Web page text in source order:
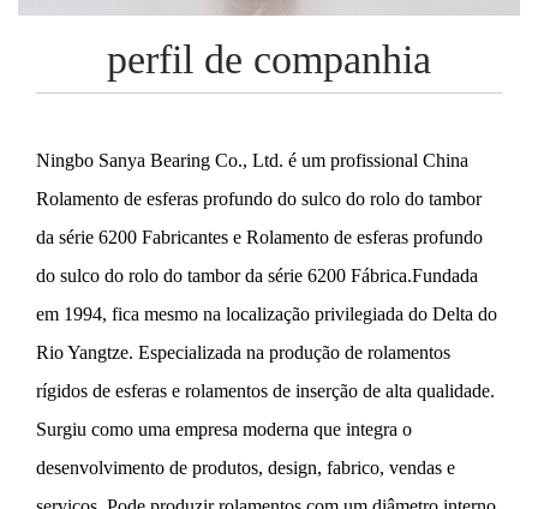
perfil de companhia
Ningbo Sanya Bearing Co., Ltd. é um profissional China
Rolamento de esferas profundo do sulco do rolo do tambor
da série 6200 Fabricantes e Rolamento de esferas profundo
do sulco do rolo do tambor da série 6200 Fábrica.Fundada
em 1994, fica mesmo na localização privilegiada do Delta do
Rio Yangtze. Especializada na produção de rolamentos
rígidos de esferas e rolamentos de inserção de alta qualidade.
Surgiu como uma empresa moderna que integra o
desenvolvimento de produtos, design, fabrico, vendas e